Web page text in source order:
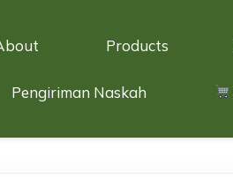
Products
Pengiriman Naskah